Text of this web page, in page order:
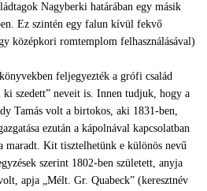
Nagyberki határában egy másik
Ez szintén egy falun kívül fekvő
középkori romtemplom felhasználásával)
feljegyezték a grófi család
szedett” neveit is. Innen tudjuk, hogy a
Tamás volt a birtokos, aki 1831-ben,
ezután a kápolnával kapcsolatban
maradt. Kit tisztelhetünk e különös nevű
szerint 1802-ben született, anyja
apja „Mélt. Gr. Quabeck” (keresztnév